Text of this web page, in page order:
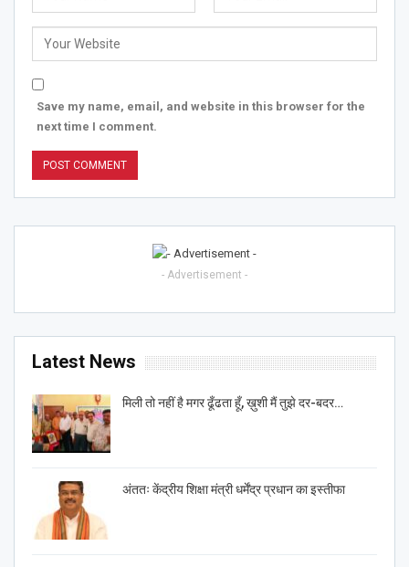
Save my name, email, and website in this browser for the
next time I comment.
- Advertisement -
Latest News
मिली तो नहीं है मगर ढूँढता हूँ, ख़ुशी मैं तुझे दर-बदर…
अंततः केंद्रीय शिक्षा मंत्री धर्मेंद्र प्रधान का इस्तीफा